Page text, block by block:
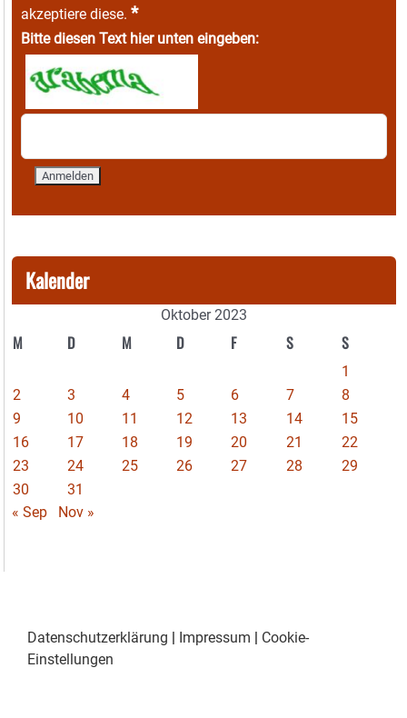
akzeptiere diese. *
Bitte diesen Text hier unten eingeben:
Kalender
Oktober 2023
M D M D F S S
1
2
3 4 5 6 7
8
9
10 11 12 13 14
15
16
17 18 19 20 21
22
23
24 25 26 27 28
29
30
31
« Sep
Nov »
Datenschutzerklärung Impressum
Cookie-
Einstellungen